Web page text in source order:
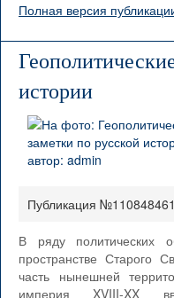
Полная версия
истории
Публикация
В ряду политических
пространстве Старого
часть нынешней
империя XVIII-XX